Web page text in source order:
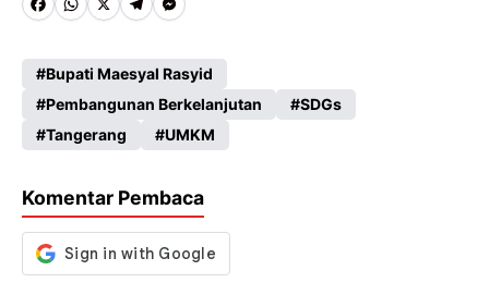
Fa
b
o
o
k
W
ts
A
p
X
Te
gr
a
m
M
se
n
g
er
Bupati Maesyal Rasyid
Pembangunan Berkelanjutan
SDGs
Tangerang
UMKM
Komentar Pembaca